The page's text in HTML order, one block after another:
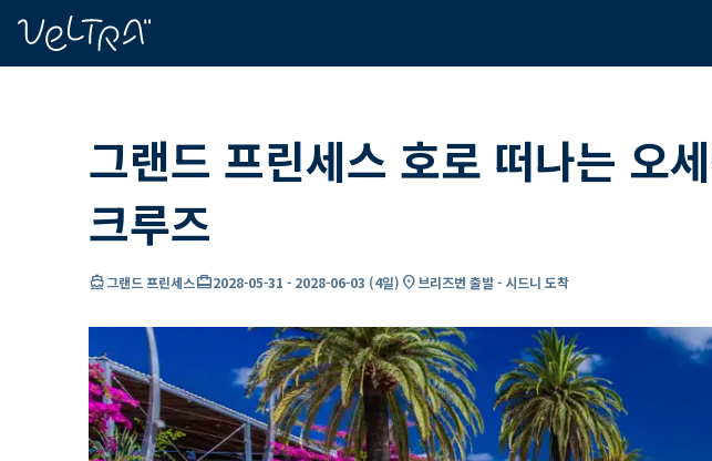
그랜드 프린세스 호로 떠나는 오
크루즈
directions_boat그랜드 프린세스card_travel2028-05-31 - 2028-06-03 (4일) location_on브리즈번 출발 - 시드니 도착